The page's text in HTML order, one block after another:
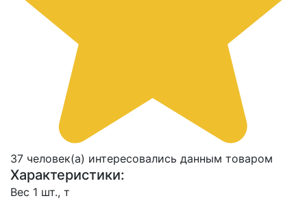
37 человек(а) интересовались данным товаром
Характеристики:
Вес 1 шт., т